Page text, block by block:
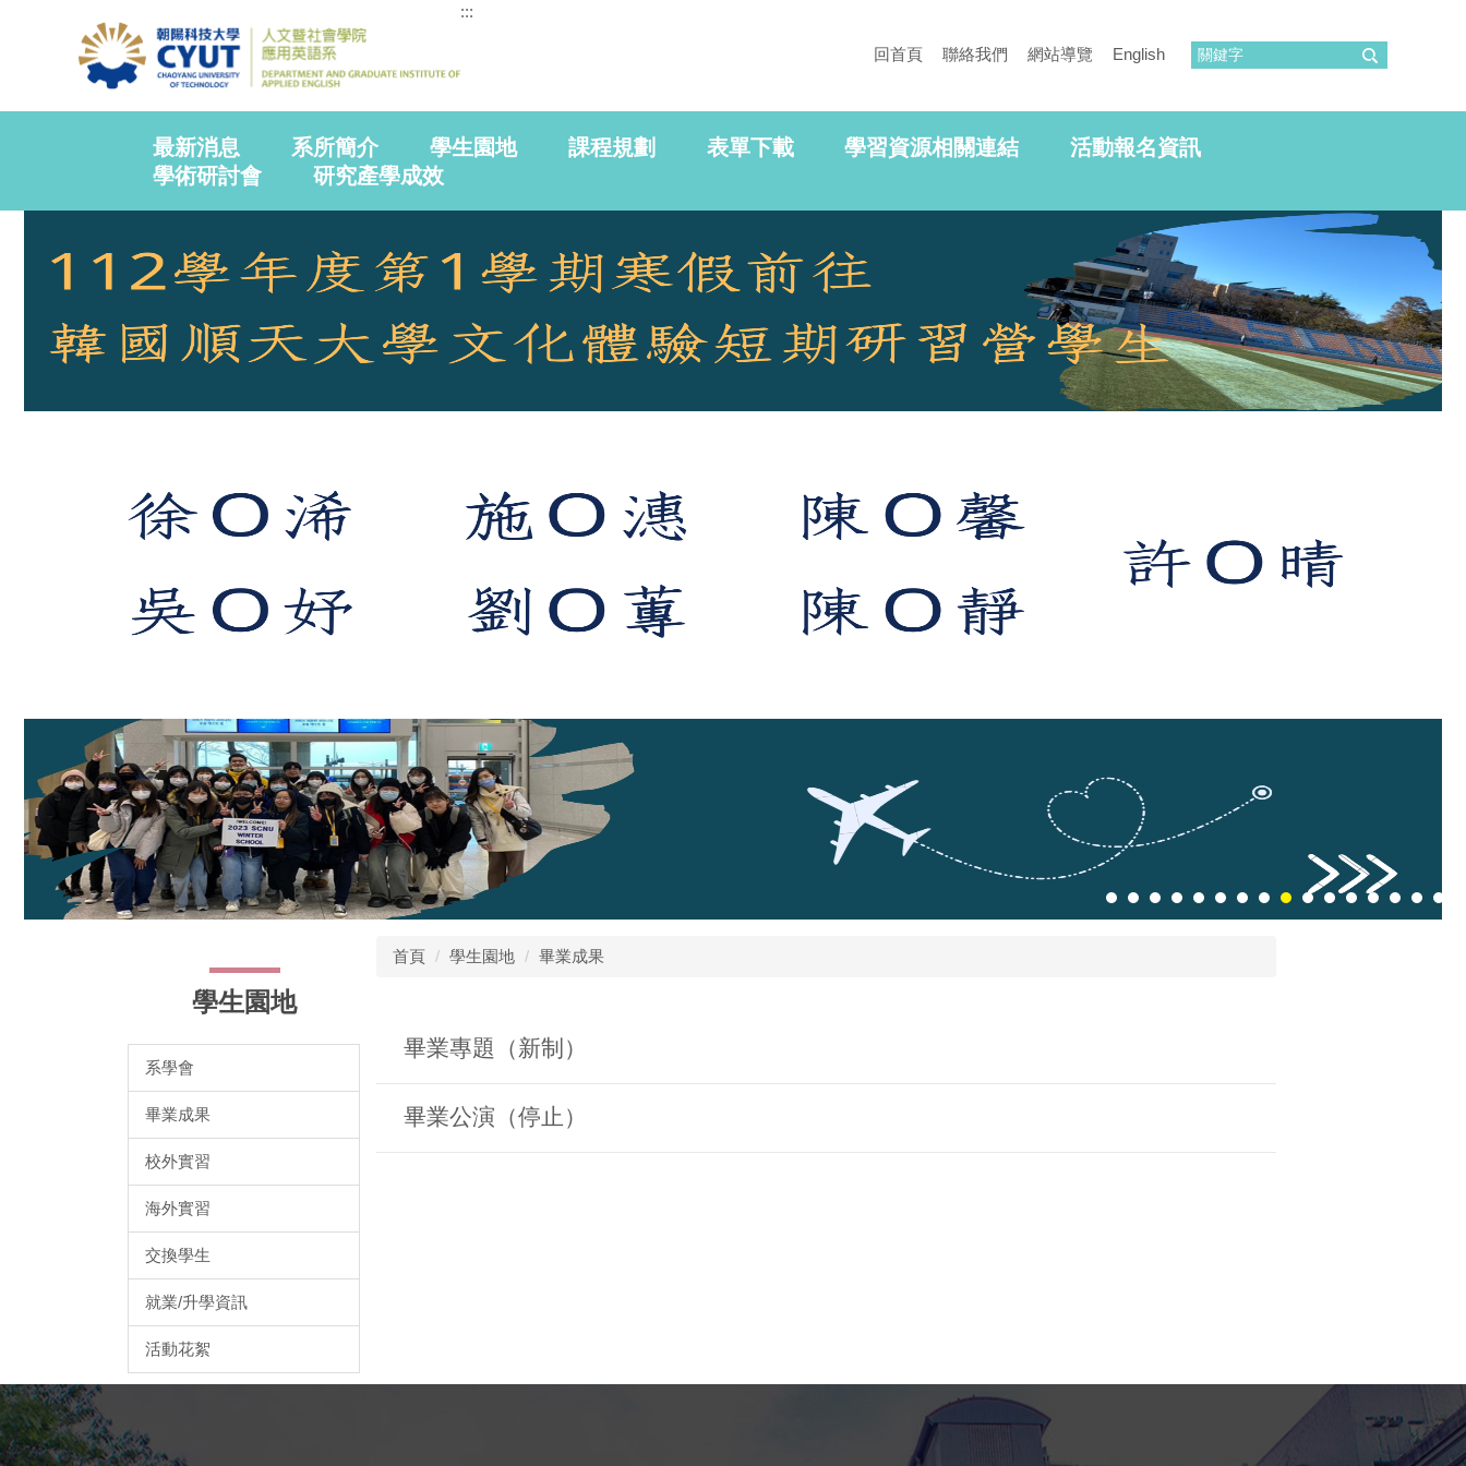
:::
回首頁 聯絡我們 網站導覽 English
最新消息 系所簡介 學生園地 課程規劃 表單下載 學習資源相關連結
活動報名資訊
學術研討會
研究產學成效
學生園地
系學會
畢業成果
校外實習
海外實習
交換學生
就業/升學資訊
活動花絮
首頁 學生園地 畢業成果
畢業專題（新制）
畢業公演（停止）